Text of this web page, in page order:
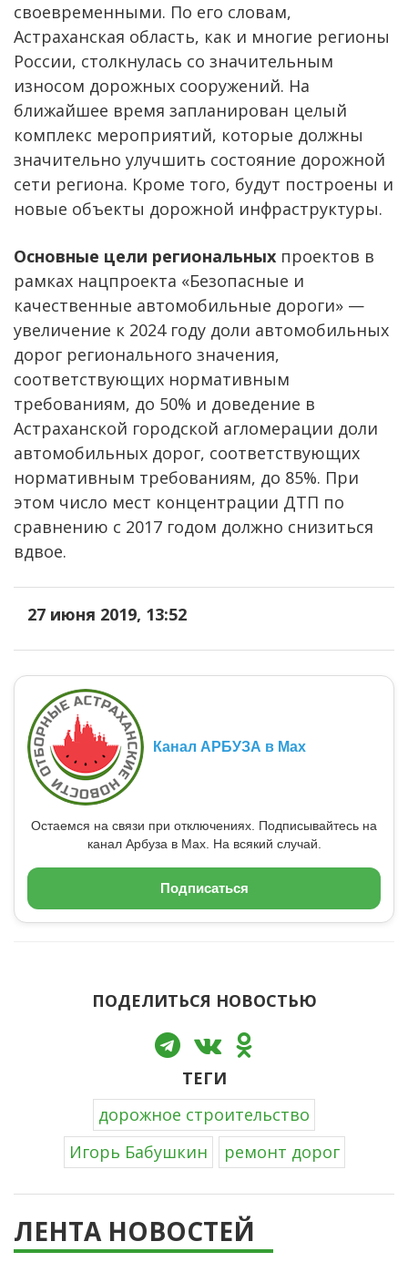
своевременными. По его словам,
Астраханская область, как и многие регионы
России, столкнулась со значительным
износом дорожных сооружений. На
ближайшее время запланирован целый
комплекс мероприятий, которые должны
значительно улучшить состояние дорожной
сети региона. Кроме того, будут построены и
новые объекты дорожной инфраструктуры.
Основные цели региональных проектов в
рамках нацпроекта «Безопасные и
качественные автомобильные дороги» —
увеличение к 2024 году доли автомобильных
дорог регионального значения,
соответствующих нормативным
требованиям, до 50% и доведение в
Астраханской городской агломерации доли
автомобильных дорог, соответствующих
нормативным требованиям, до 85%. При
этом число мест концентрации ДТП по
сравнению с 2017 годом должно снизиться
вдвое.
27 июня 2019, 13:52
Канал АРБУЗА в Max
Остаемся на связи при отключениях. Подписывайтесь на
канал Арбуза в Max. На всякий случай.
Подписаться
ПОДЕЛИТЬСЯ НОВОСТЬЮ
ТЕГИ
дорожное строительство
Игорь Бабушкин
ремонт дорог
ЛЕНТА НОВОСТЕЙ